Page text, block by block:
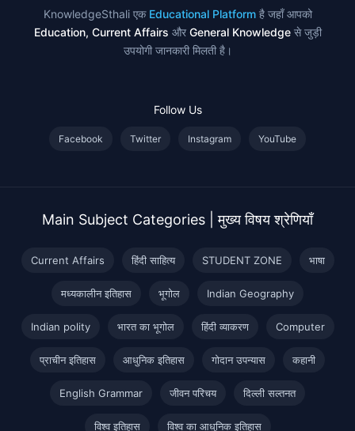
KnowledgeSthali एक Educational Platformहै जहाँ आपको
Education, Current Affairs और General Knowledgeसे जुड़ी
उपयोगी जानकारी मिलती है।
Follow Us
Facebook Twitter Instagram YouTube
Main Subject Categories | मुख्य विषय श्रेणियाँ
Current Affairs हिंदी साहित्य STUDENT ZONE भाषा
मध्यकालीन इतिहास भूगोल Indian Geography
Indian polity भारत का भूगोल हिंदी व्याकरण Computer
प्राचीन इतिहास आधुनिक इतिहास गोदान उपन्यास कहानी
English Grammar जीवन परिचय दिल्ली सल्तनत
विश्व इतिहास विश्व का आधुनिक इतिहास